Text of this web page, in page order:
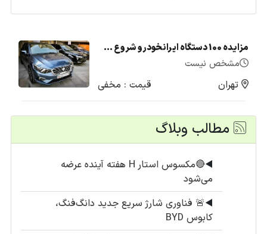
مزایده 100 دستگاه ایرانخودرو شروع شد + لیست قیمت (تیر1405)
مشخص نیست
تهران قیمت : مخفی
مطالب وبلاگ
◀️
🔴مکسوس استار H هفته آینده عرضه
می‌شود
◀️🚨 فناوری شارژ سریع جدید دانگ‌فنگ،
کابوس BYD